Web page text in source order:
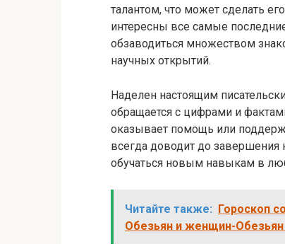
талантом, что может сделать
интересны все самые
обзаводиться множеством
научных открытий.
Наделен настоящим
обращается с цифрами и
оказывает помощь или
всегда доводит до завершения
обучаться новым навыкам в
Читайте также: Гороскоп
Обезьян и женщин-Обезьян